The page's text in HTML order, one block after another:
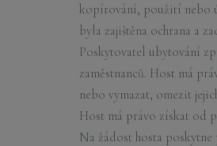
kopírování, použití nebo
byla zajištěna ochrana a
Poskytovatel ubytování
zaměstnanců. Host má
nebo vymazat, omezit
Host má právo získat od
Na žádost hosta